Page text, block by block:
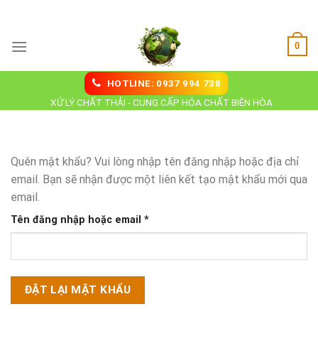
content
0
HOTLINE: 0937 994 738
XỬ LÝ CHẤT THẢI - CUNG CẤP HÓA CHẤT BIÊN HÒA
Quên mật khẩu? Vui lòng nhập tên đăng nhập hoặc địa chỉ
email. Bạn sẽ nhận được một liên kết tạo mật khẩu mới qua
email.
Tên đăng nhập hoặc email *Bắt
buộc
ĐẶT LẠI MẬT KHẨU